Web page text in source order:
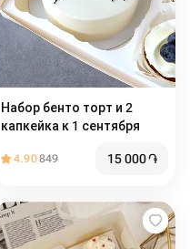
Набор бенто торт и 2
капкейка к 1 сентября
4.90849 15 000֏